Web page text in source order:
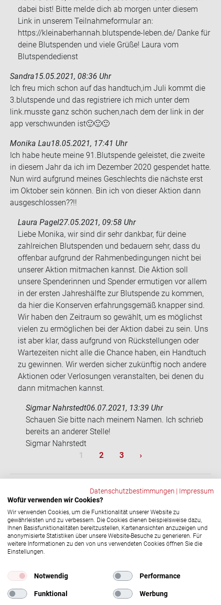
dabei bist! Bitte melde dich ab morgen unter diesem
Link in unserem Teilnahmeformular an:
https://kleinaberhannah.blutspende-leben.de/ Danke für
deine Blutspenden und viele Grüße! Laura vom
Blutspendedienst
Sandra15.05.2021, 08:36 Uhr
Ich freu mich schon auf das hand­tuch,im Juli kommt die
3.blut­spen­de und das re­gis­trie­re ich mich unter dem
link.muss­te ganz schön su­chen,nach dem der link in der
app ver­schwun­den ist🙂🙂🙂
Monika Lau18.05.2021, 17:41 Uhr
Ich habe heute meine 91.Blut­spen­de ge­leis­tet, die zwei­te
in die­sem Jahr da ich im De­zem­ber 2020 ge­spen­det hatte.
Nun wird auf­grund mei­nes Ge­schlechts die nächs­te erst
im Ok­to­ber sein kön­nen. Bin ich von die­ser Ak­ti­on dann
aus­ge­schlos­sen??!!
Laura Pagel27.05.2021, 09:58 Uhr
Liebe Monika, wir sind dir sehr dankbar, für deine
zahlreichen Blutspenden und bedauern sehr, dass du
offenbar aufgrund der Rahmenbedingungen nicht bei
unserer Aktion mitmachen kannst. Die Aktion soll
unsere Spenderinnen und Spender ermutigen vor allem
in der ersten Jahreshälfte zur Blutspende zu kommen,
da hier die Konserven erfahrungsgemäß knapper sind.
Wir haben den Zeitraum so gewählt, um es möglichst
vielen zu ermöglichen bei der Aktion dabei zu sein. Uns
ist aber klar, dass aufgrund von Rückstellungen oder
Wartezeiten nicht alle die Chance haben, ein Handtuch
zu gewinnen. Wir werden sicher zukünftig noch andere
Aktionen oder Verlosungen veranstalten, bei denen du
dann mitmachen kannst.
Sigmar Nahrstedt06.07.2021, 13:39 Uhr
Schau­en Sie bitte nach mei­nem Namen. Ich schrieb
be­reits an an­de­rer Stel­le!
Sig­mar Nahr­stedt
Sei­ten­num­me­rie­rungAktuelle Seite
1 Seite
2 Seite
3 Nächste Seite
›
ZURÜCK
Impressum
Datenschutz
Social-​Media Ka­nä­le
Datenschutzbestimmungen | Impressum
Wofür verwenden wir Cookies?
Wir verwenden Cookies, um die Funktionalität unserer Website zu
gewährleisten und zu verbessern. Die Cookies dienen beispielsweise dazu,
Ihnen Basisfunktionalitäten bereitzustellen, Kartenansichten anzuzeigen und
anonymisierte Statistiken über unsere Website-Besuche zu generieren. Für
weitere Informationen zu den von uns verwendeten Cookies öffnen Sie die
Einstellungen.
Notwendig Performance
Funktional Werbung